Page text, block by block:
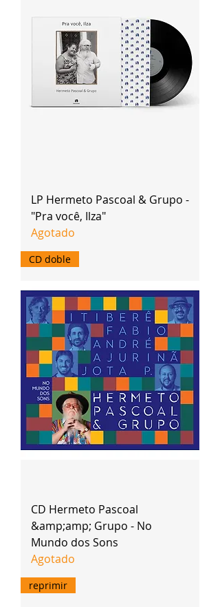
LP Hermeto Pascoal & Grupo -
"Pra você, Ilza"
Agotado
CD doble
CD Hermeto Pascoal
&amp;amp; Grupo - No
Mundo dos Sons
Agotado
reprimir